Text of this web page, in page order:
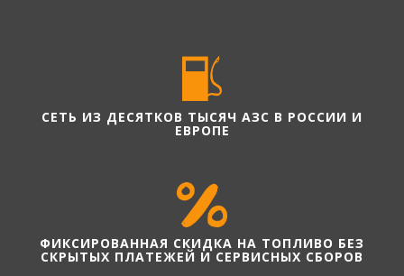
СЕТЬ ИЗ ДЕСЯТКОВ ТЫСЯЧ АЗС В РОССИИ И
ЕВРОПЕ
ФИКСИРОВАННАЯ СКИДКА НА ТОПЛИВО БЕЗ
СКРЫТЫХ ПЛАТЕЖЕЙ И СЕРВИСНЫХ СБОРОВ